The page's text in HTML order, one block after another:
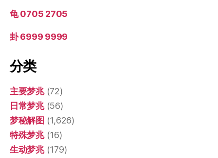
龟 0705 2705
卦 6999 9999
分类
主要梦兆(72)
日常梦兆(56)
梦秘解图 (1,626)
特殊梦兆(16)
生动梦兆(179)